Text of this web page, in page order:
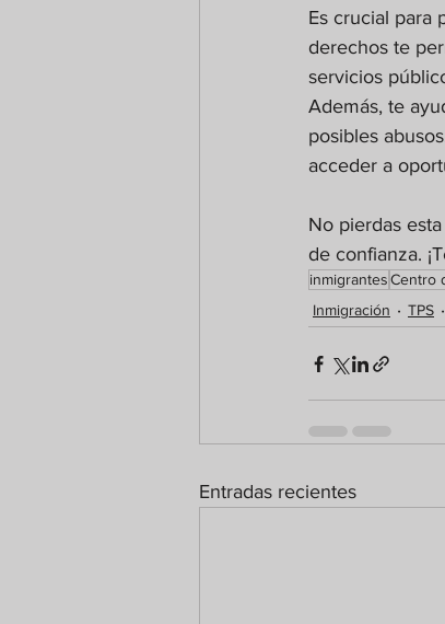
Es crucial para
derechos te
servicios
Además, te
posibles
acceder a
No pierdas
de confianza.
inmigrantesCentro
Inmigración
TPS
Entradas recientes